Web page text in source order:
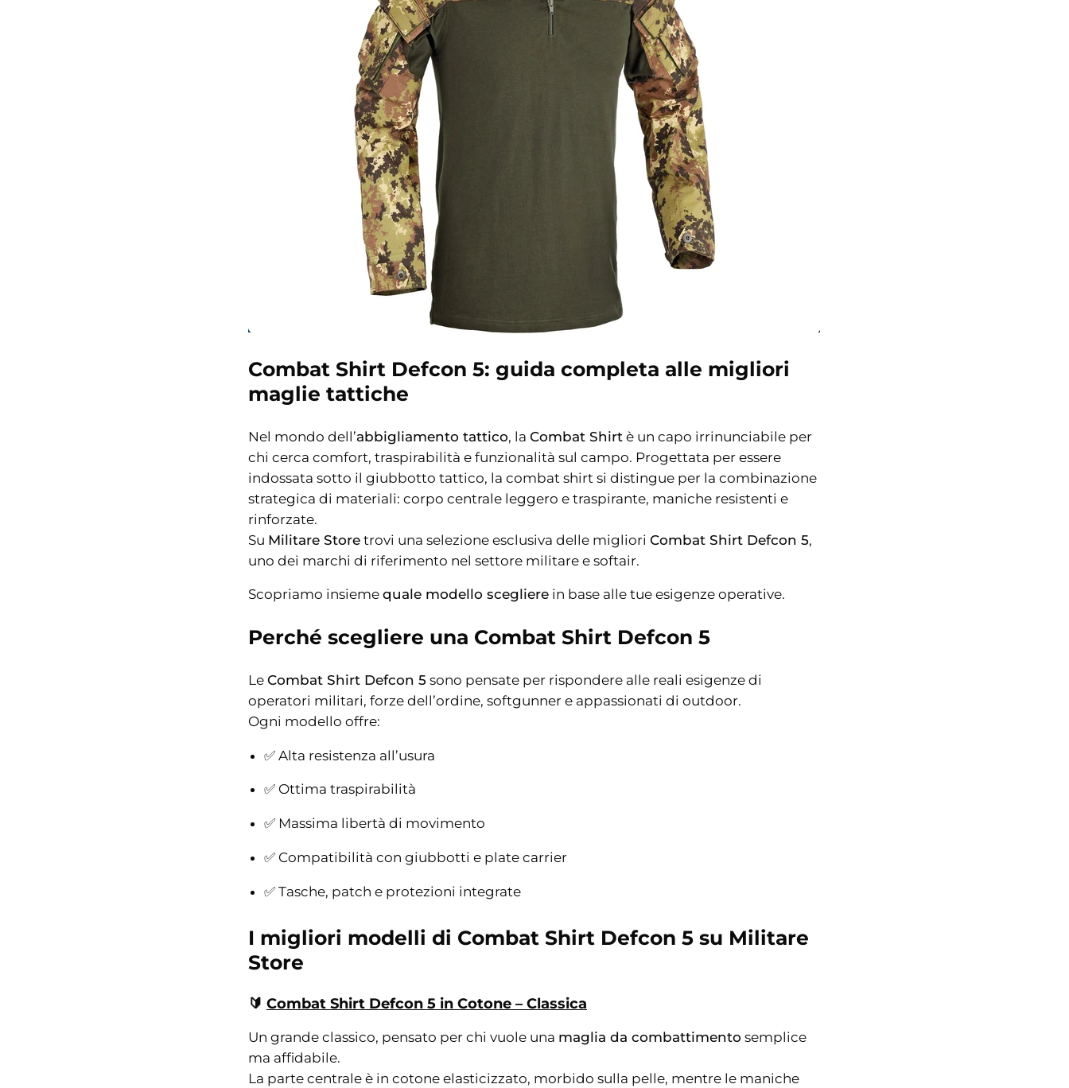
Combat Shirt Defcon 5: guida completa alle migliori
maglie tattiche
Nel mondo dell’abbigliamento tattico, la Combat Shirt è un capo irrinunciabile per
chi cerca comfort, traspirabilità e funzionalità sul campo. Progettata per essere
indossata sotto il giubbotto tattico, la combat shirt si distingue per la combinazione
strategica di materiali: corpo centrale leggero e traspirante, maniche resistenti e
rinforzate.
Su Militare Store trovi una selezione esclusiva delle migliori Combat Shirt Defcon 5,
uno dei marchi di riferimento nel settore militare e softair.
Scopriamo insieme quale modello scegliere in base alle tue esigenze operative.
Perché scegliere una Combat Shirt Defcon 5
Le Combat Shirt Defcon 5 sono pensate per rispondere alle reali esigenze di
operatori militari, forze dell’ordine, softgunner e appassionati di outdoor.
Ogni modello offre:
✅ Alta resistenza all’usura
✅ Ottima traspirabilità
✅ Massima libertà di movimento
✅ Compatibilità con giubbotti e plate carrier
✅ Tasche, patch e protezioni integrate
I migliori modelli di Combat Shirt Defcon 5 su Militare
Store
🔰 Combat Shirt Defcon 5 in Cotone – Classica
Un grande classico, pensato per chi vuole una maglia da combattimento semplice
ma affidabile.
La parte centrale è in cotone elasticizzato, morbido sulla pelle, mentre le maniche